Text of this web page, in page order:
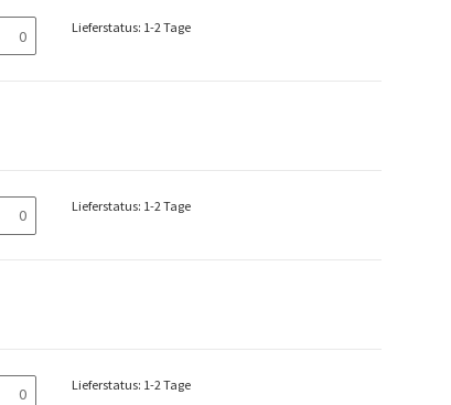
Lieferstatus: 1-2 Tage
Lieferstatus: 1-2 Tage
Lieferstatus: 1-2 Tage